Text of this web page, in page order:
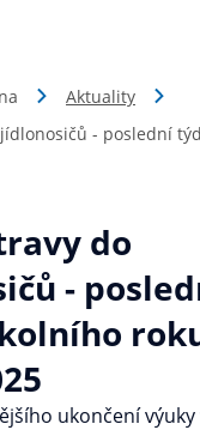
Aktuality
- poslední
do
-
ukončení